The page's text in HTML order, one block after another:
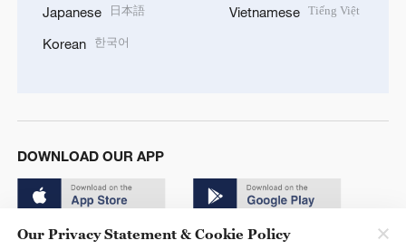
Japanese 日本語
Korean 한국어
Vietnamese Tiếng Việt
DOWNLOAD OUR APP
Our Privacy Statement & Cookie Policy